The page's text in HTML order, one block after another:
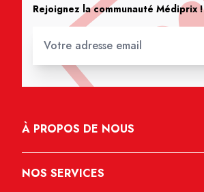
Rejoignez la communauté Médiprix !
À PROPOS DE NOUS
NOS SERVICES